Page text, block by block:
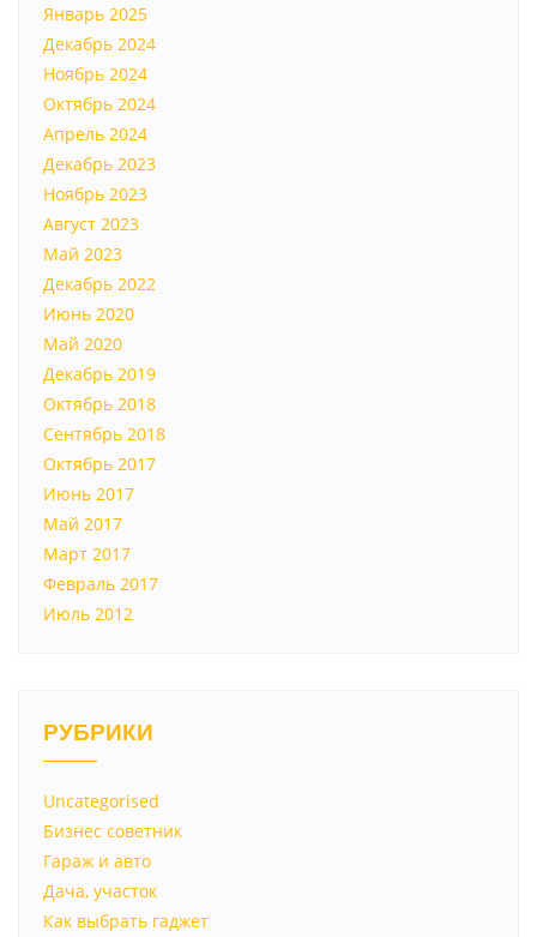
Январь 2025
Декабрь 2024
Ноябрь 2024
Октябрь 2024
Апрель 2024
Декабрь 2023
Ноябрь 2023
Август 2023
Май 2023
Декабрь 2022
Июнь 2020
Май 2020
Декабрь 2019
Октябрь 2018
Сентябрь 2018
Октябрь 2017
Июнь 2017
Май 2017
Март 2017
Февраль 2017
Июль 2012
РУБРИКИ
Uncategorised
Бизнес советник
Гараж и авто
Дача, участок
Как выбрать гаджет